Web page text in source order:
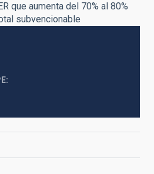
que aumenta del 70% al 80%
subvencionable